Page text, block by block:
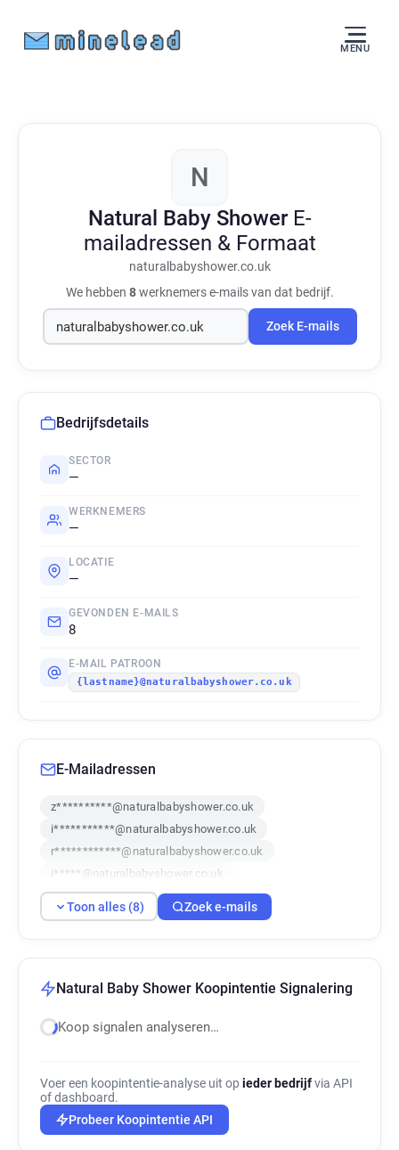
MENU
N
Natural Baby Shower E-
mailadressen & Formaat
naturalbabyshower.co.uk
We hebben 8werknemers e-mails van dat bedrijf.
Zoek E-mails
Bedrijfsdetails
SECTOR
—
WERKNEMERS
—
LOCATIE
—
GEVONDEN E-MAILS
8
E-MAIL PATROON
{lastname}@naturalbabyshower.co.uk
E-Mailadressen
z**********@naturalbabyshower.co.uk
i***********@naturalbabyshower.co.uk
r************@naturalbabyshower.co.uk
i*****@naturalbabyshower.co.uk
j*******@naturalbabyshower.co.uk
f******@naturalbabyshower.co.uk
Toon alles (8) Zoek e-mails
Natural Baby Shower Koopintentie Signalering
Koop signalen analyseren…
Voer een koopintentie-analyse uit op ieder bedrijfvia API
of dashboard.
Probeer Koopintentie API